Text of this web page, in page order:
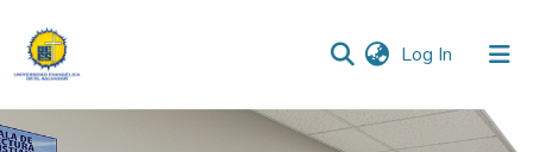
Log In (current)
Communities & Collections